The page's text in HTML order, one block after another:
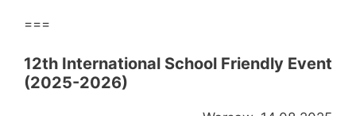
===
12th International School Friendly Event
(2025-2026)